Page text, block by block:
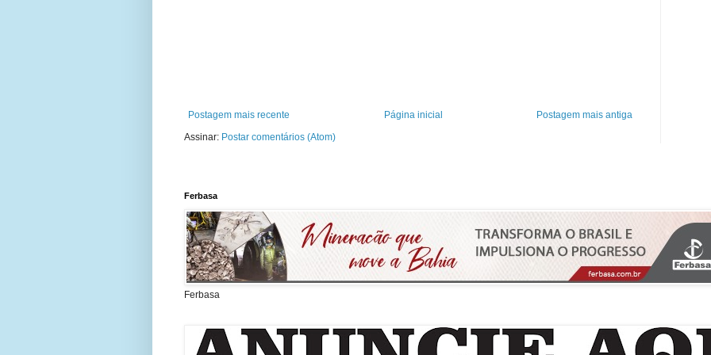
Postagem mais recente Postagem mais antiga
Página inicial
Assinar: Postar comentários (Atom)
Ferbasa
Ferbasa